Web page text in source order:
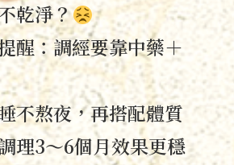
乾淨？
醒：調經要靠中藥＋
不熬夜，再搭配體質
理3～6個月效果更穩